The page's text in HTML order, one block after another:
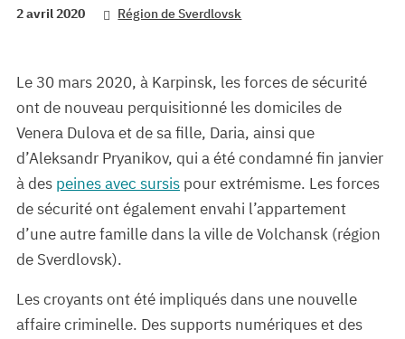
2 avril 2020 Région de Sverdlovsk
Le 30 mars 2020, à Karpinsk, les forces de sécurité
ont de nouveau perquisitionné les domiciles de
Venera Dulova et de sa fille, Daria, ainsi que
d’Aleksandr Pryanikov, qui a été condamné fin janvier
à des peines avec sursis pour extrémisme. Les forces
de sécurité ont également envahi l’appartement
d’une autre famille dans la ville de Volchansk (région
de Sverdlovsk).
Les croyants ont été impliqués dans une nouvelle
affaire criminelle. Des supports numériques et des